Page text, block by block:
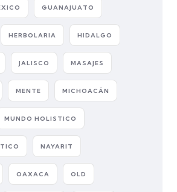
GUANAJUATO
HERBOLARIA HIDALGO
JALISCO MASAJES
MENTE MICHOACÁN
MUNDO HOLISTICO
NAYARIT
OAXACA OLD